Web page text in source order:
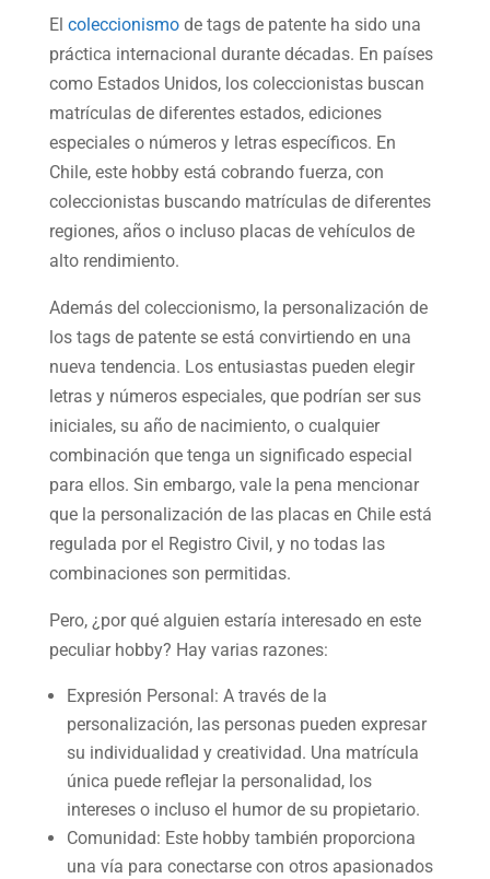
El coleccionismode tags de patente ha sido una
práctica internacional durante décadas. En países
como Estados Unidos, los coleccionistas buscan
matrículas de diferentes estados, ediciones
especiales o números y letras específicos. En
Chile, este hobby está cobrando fuerza, con
coleccionistas buscando matrículas de diferentes
regiones, años o incluso placas de vehículos de
alto rendimiento.
Además del coleccionismo, la personalización de
los tags de patente se está convirtiendo en una
nueva tendencia. Los entusiastas pueden elegir
letras y números especiales, que podrían ser sus
iniciales, su año de nacimiento, o cualquier
combinación que tenga un significado especial
para ellos. Sin embargo, vale la pena mencionar
que la personalización de las placas en Chile está
regulada por el Registro Civil, y no todas las
combinaciones son permitidas.
Pero, ¿por qué alguien estaría interesado en este
peculiar hobby? Hay varias razones:
Expresión Personal: A través de la
personalización, las personas pueden expresar
su individualidad y creatividad. Una matrícula
única puede reflejar la personalidad, los
intereses o incluso el humor de su propietario.
Comunidad: Este hobby también proporciona
una vía para conectarse con otros apasionados